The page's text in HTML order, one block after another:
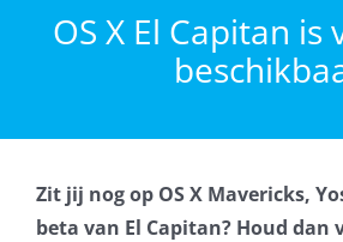
Cloud Computing
OS X El Capitan is
Zit jij nog op OS X Mavericks,
beta van El Capitan? Houd dan